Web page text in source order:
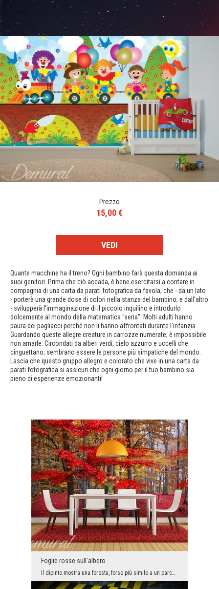
Prezzo
15,00 €
VEDI
Quante macchine ha il treno? Ogni bambino farà questa domanda ai
suoi genitori. Prima che ciò accada, è bene esercitarsi a contare in
compagnia di una carta da parati fotografica da favola, che - da un lato
- porterà una grande dose di colori nella stanza del bambino, e dall'altro
- svilupperà l'immaginazione di il piccolo inquilino e introdurlo
dolcemente al mondo della matematica "seria". Molti adulti hanno
paura dei pagliacci perché non li hanno affrontati durante l'infanzia.
Guardando queste allegre creature in carrozze numerate, è impossibile
non amarle. Circondati da alberi verdi, cielo azzurro e uccelli che
cinguettano, sembrano essere le persone più simpatiche del mondo.
Lascia che questo gruppo allegro e colorato che vive in una carta da
parati fotografica si assicuri che ogni giorno per il tuo bambino sia
pieno di esperienze emozionanti!
Foglie rosse sull'albero